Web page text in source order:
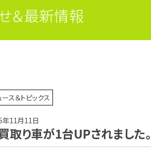
＆最新情報
ース＆トピックス
年11月11日
取り車が1台UPされました。